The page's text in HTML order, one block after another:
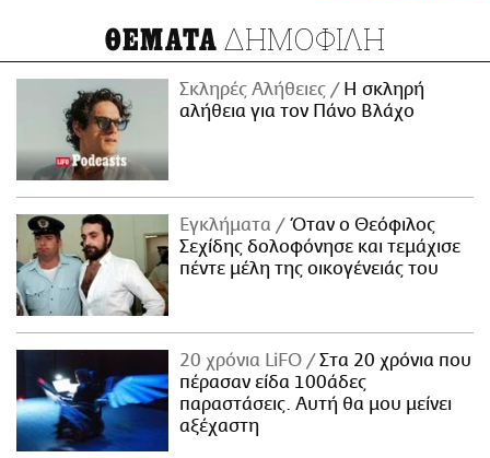
ΘΕΜΑΤΑ ΔΗΜΟΦΙΛΗ
Σκληρές Αλήθειες
H σκληρή
αλήθεια για τον Πάνο Βλάχο
Εγκλήματα
Όταν ο Θεόφιλος
Σεχίδης δολοφόνησε και τεμάχισε
πέντε μέλη της οικογένειάς του
20 χρόνια LiFO
Στα 20 χρόνια που
πέρασαν είδα 100άδες
παραστάσεις. Αυτή θα μου μείνει
αξέχαστη